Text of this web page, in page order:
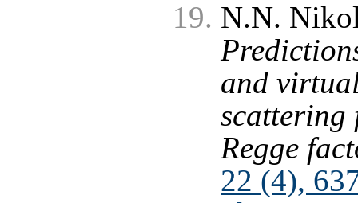
N.N.
and
Regge
22 (4),